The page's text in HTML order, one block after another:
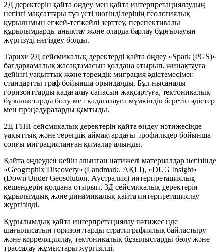
2Д деректерін қайта өңдеу мен қайта интерпретациялаудың
негізгі мақсаттары тұз үсті шөгінділерінің геологиялық
құрылымын егжей-тегжейлі зерттеу, перспективалы
құрылымдарды анықтау және оларда барлау бұрғылауын
жүргізуді негіздеу болды.
Тарихи 2Д сейсмикалық деректерді қайта өңдеу «Spark (PGS)»
бағдарламалық жасақтамасын қолдана отырып, жинақтауға
дейінгі уақыттық және тереңдік миграция әдістемесімен
стандартты граф бойынша орындалды. Бұл нысаналы
горизонттарды қадағалау сапасын жақсартуға, тектоникалық
бұзылыстарды бөлу мен қадағалауға мүмкіндік беретін әдістер
мен процедураларды қамтыды.
2Д ГПН сейсмикалық деректерін қайта өңдеу нәтижесінде
уақыттық және тереңдік аймақтардағы профильдер бойынша
соңғы миграцияланған қималар алынды.
Қайта өңдеуден кейін алынған нәтижелі материалдар негізінде
«Geographix Discovery» (Landmark, АҚШ), «DUG Insight»
(Down Under Geosolution, Аустралия) интерпретациялық
кешендерін қолдана отырып, 3Д сейсмикалық деректерін
құрылымдық және динамикалық қайта интерпретациялау
жүргізілді.
Құрылымдық қайта интерпретациялау нәтижесінде
шағылысатын горизонттарды стратиграфиялық байластыру
және корреляциялау, тектоникалық бұзылыстарды бөлу және
трассалау жұмыстары жүргізілді.